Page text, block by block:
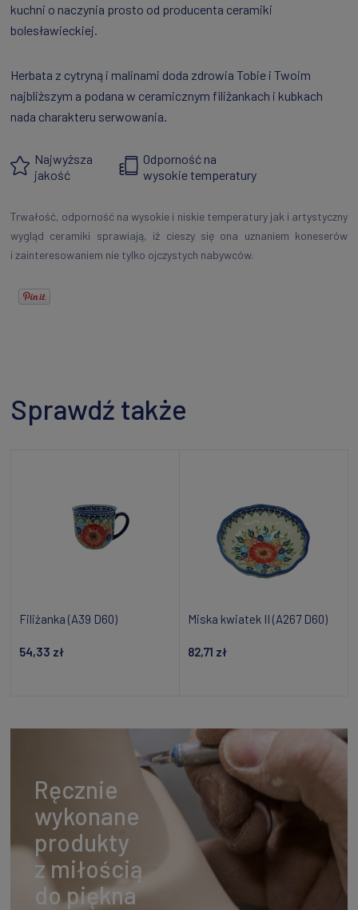
kuchni o naczynia prosto od producenta ceramiki
bolesławieckiej.
Herbata z cytryną i malinami doda zdrowia Tobie i Twoim
najbliższym a podana w ceramicznym filiżankach i kubkach
nada charakteru serwowania.
Najwyższa
jakość
Odporność na
wysokie temperatury
Trwałość, odporność na wysokie i niskie temperatury jak i artystyczny
wygląd ceramiki sprawiają, iż cieszy się ona uznaniem koneserów
i zainteresowaniem nie tylko ojczystych nabywców.
Sprawdź także
Filiżanka (A39 D60)
54,33 zł
Miska kwiatek II (A267 D60)
82,71 zł
Ręcznie
wykonane
produkty
z miłością
do piękna